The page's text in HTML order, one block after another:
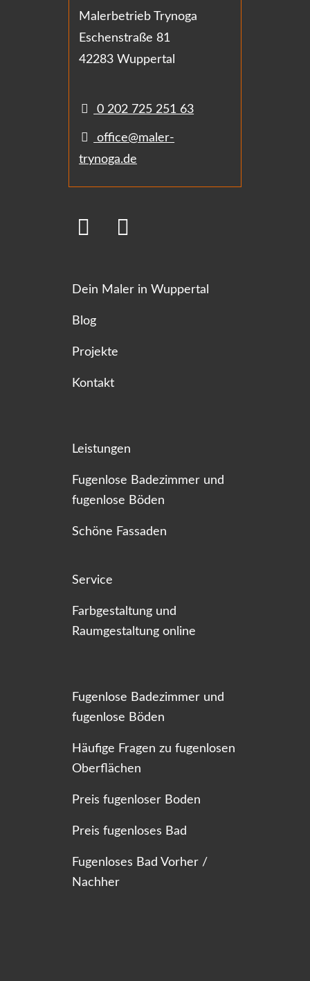
Malerbetrieb Trynoga
Eschenstraße 81
42283 Wuppertal
0 202 725 251 63
office@maler-
trynoga.de
Dein Maler in Wuppertal
Blog
Projekte
Kontakt
Leistungen
Fugenlose Badezimmer und
fugenlose Böden
Schöne Fassaden
Service
Farbgestaltung und
Raumgestaltung online
Fugenlose Badezimmer und
fugenlose Böden
Häufige Fragen zu fugenlosen
Oberflächen
Preis fugenloser Boden
Preis fugenloses Bad
Fugenloses Bad Vorher /
Nachher